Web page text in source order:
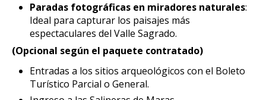
Paradas fotográficas en miradores naturales:
Ideal para capturar los paisajes más
espectaculares del Valle Sagrado.
(Opcional según el paquete contratado)
Entradas a los sitios arqueológicos con el Boleto
Turístico Parcial o General.